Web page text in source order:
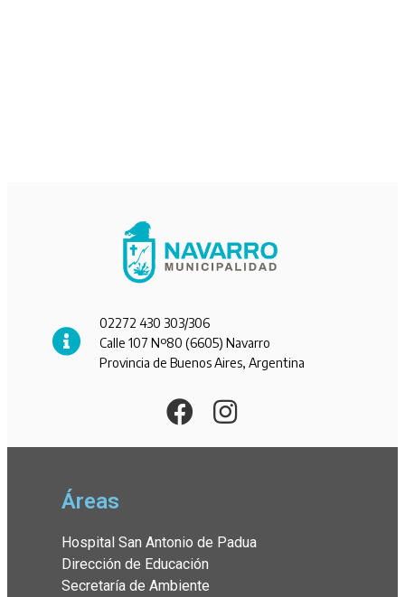
02272 430 303/306
Calle 107 Nº80 (6605) Navarro
Provincia de Buenos Aires, Argentina
Áreas
Hospital San Antonio de Padua
Dirección de Educación
Secretaría de Ambiente